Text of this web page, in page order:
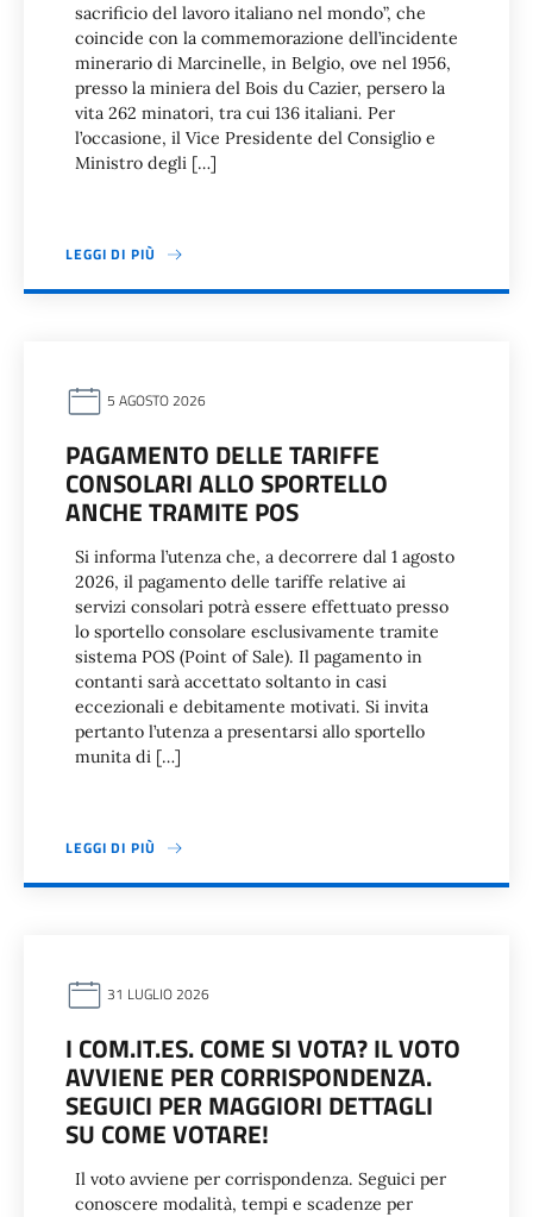
sacrificio del lavoro italiano nel mondo”, che
coincide con la commemorazione dell’incidente
minerario di Marcinelle, in Belgio, ove nel 1956,
presso la miniera del Bois du Cazier, persero la
vita 262 minatori, tra cui 136 italiani. Per
l’occasione, il Vice Presidente del Consiglio e
Ministro degli […]
LEGGI DI PIÙ
5 AGOSTO 2026
PAGAMENTO DELLE TARIFFE
CONSOLARI ALLO SPORTELLO
ANCHE TRAMITE POS
Si informa l’utenza che, a decorrere dal 1 agosto
2026, il pagamento delle tariffe relative ai
servizi consolari potrà essere effettuato presso
lo sportello consolare esclusivamente tramite
sistema POS (Point of Sale). Il pagamento in
contanti sarà accettato soltanto in casi
eccezionali e debitamente motivati. Si invita
pertanto l’utenza a presentarsi allo sportello
munita di […]
LEGGI DI PIÙ
31 LUGLIO 2026
I COM.IT.ES. COME SI VOTA? IL VOTO
AVVIENE PER CORRISPONDENZA.
SEGUICI PER MAGGIORI DETTAGLI
SU COME VOTARE!
Il voto avviene per corrispondenza. Seguici per
conoscere modalità, tempi e scadenze per